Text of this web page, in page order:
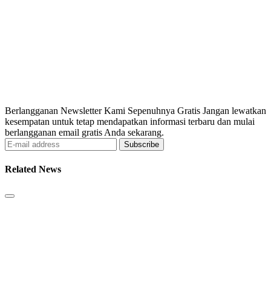
Berlangganan Newsletter Kami Sepenuhnya Gratis Jangan lewatkan
kesempatan untuk tetap mendapatkan informasi terbaru dan mulai
berlangganan email gratis Anda sekarang.
Subscribe
Related News